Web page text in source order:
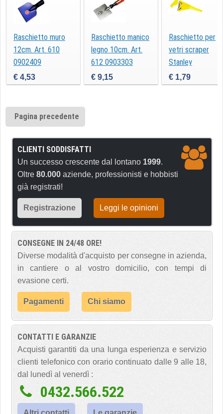
Raschietto muro
12cm. Art. 610
0902409
€ 4,53
Raschietto manico
legno 10cm. Art.
612 0903303
€ 9,15
Raschietto per
vetri scraper
Stanley
€ 1,79
Pagina precedente
CLIENTI SODDISFATTI
Un successo crescente dal lontano 1999.
Oltre 80.000 aziende, professionisti e hobbisti
già registrati!
Registrazione Leggi le opinioni
CONSEGNE IN 24/48 ORE!
Diverse modalità d'acquisto per consegne in azienda,
in cantiere o al vostro domicilio, con tempi di
evasione certi.
Pagamenti Chi siamo
CONTATTI E GARANZIE
Acquisti garantiti da una lunga esperienza e servizio
clienti telefonico con orario continuato dalle 9 alle 18,
dal lunedì al venerdì :
0432.566.522